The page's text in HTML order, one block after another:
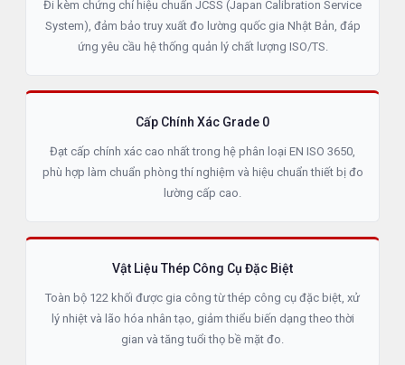
Đi kèm chứng chỉ hiệu chuẩn JCSS (Japan Calibration Service
System), đảm bảo truy xuất đo lường quốc gia Nhật Bản, đáp
ứng yêu cầu hệ thống quản lý chất lượng ISO/TS.
Cấp Chính Xác Grade 0
Đạt cấp chính xác cao nhất trong hệ phân loại EN ISO 3650,
phù hợp làm chuẩn phòng thí nghiệm và hiệu chuẩn thiết bị đo
lường cấp cao.
Vật Liệu Thép Công Cụ Đặc Biệt
Toàn bộ 122 khối được gia công từ thép công cụ đặc biệt, xử
lý nhiệt và lão hóa nhân tạo, giảm thiểu biến dạng theo thời
gian và tăng tuổi thọ bề mặt đo.